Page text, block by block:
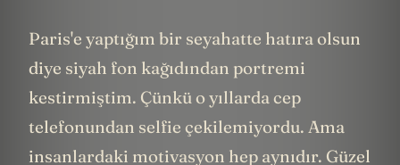
Paris'e yaptığım bir seyahatte hatıra olsun
diye siyah fon kağıdından portremi
kestirmiştim. Çünkü o yıllarda cep
telefonundan selfie çekilemiyordu. Ama
insanlardaki motivasyon hep aynıdır. Güzel